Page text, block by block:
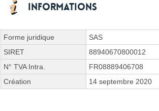
Informations
Forme juridique
SAS
SIRET
88940670800012
N° TVA Intra.
FR08889406708
Création
14 septembre 2020